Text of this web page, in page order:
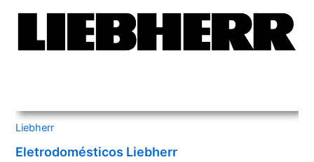
Liebherr
Eletrodomésticos Liebherr